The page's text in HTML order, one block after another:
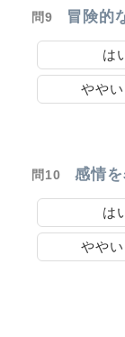
問9 冒険的
は
ややい
問10 感情
は
ややい